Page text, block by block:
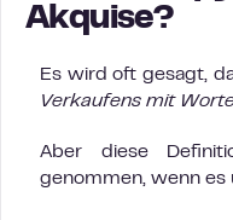
Akquise?
Es wird oft gesagt,
Verkaufens mit
Aber diese
genommen, wenn es